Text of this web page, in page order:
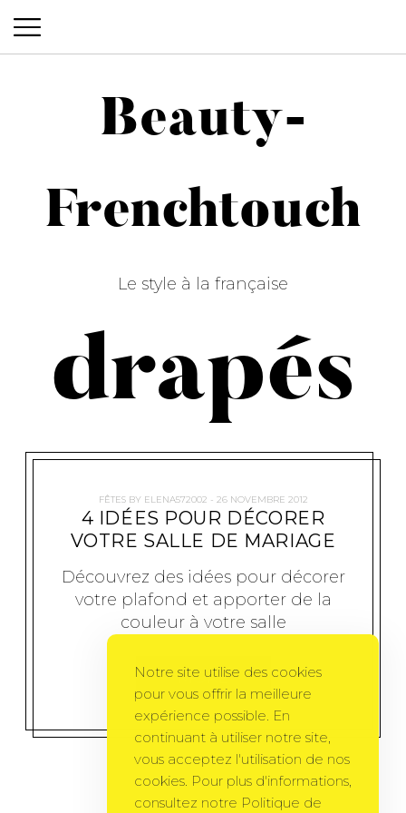
Beauty-Frenchtouch
Beauty-
Frenchtouch
Le style à la française
drapés
FÊTESBY ELENA572002 26 NOVEMBRE 2012
4 IDÉES POUR DÉCORER
VOTRE SALLE DE MARIAGE
Découvrez des idées pour décorer
votre plafond et apporter de la
couleur à votre salle
MORE
Notre site utilise des cookies
pour vous offrir la meilleure
expérience possible. En
continuant à utiliser notre site,
vous acceptez l'utilisation de nos
cookies. Pour plus d'informations,
consultez notre Politique de